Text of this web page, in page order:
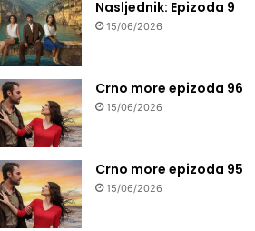
Nasljednik: Epizoda 9
15/06/2026
Crno more epizoda 96
15/06/2026
Crno more epizoda 95
15/06/2026